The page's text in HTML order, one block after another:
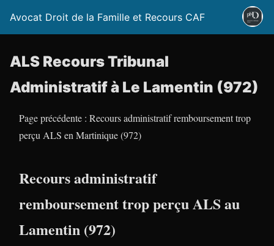
Avocat Droit de la Famille et Recours CAF
ALS Recours Tribunal
Administratif à Le Lamentin (972)
Page précédente : Recours administratif remboursement trop
perçu ALS en Martinique (972)
Recours administratif
remboursement trop perçu ALS au
Lamentin (972)